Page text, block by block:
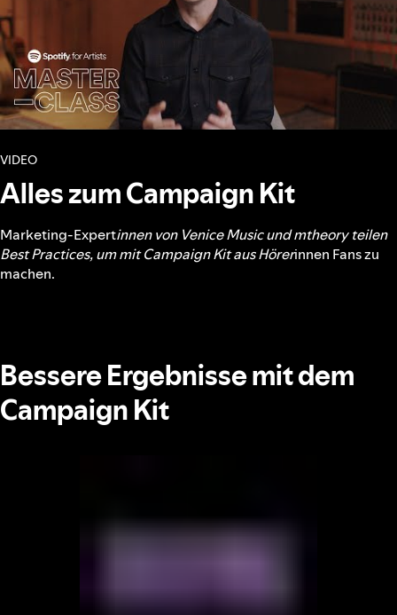
VIDEO
Alles zum Campaign Kit
Marketing-Expertinnen von Venice Music und mtheory teilen
Best Practices, um mit Campaign Kit aus Hörerinnen Fans zu
machen.
Bessere Ergebnisse mit dem
Campaign Kit